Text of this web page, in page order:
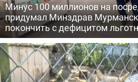
Минус 100 миллионов на
придумал Минздрав
покончить с дефицитом